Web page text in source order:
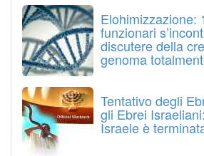
Elohimizzazione:
funzionari
discutere della
genoma
Tentativo degli
gli Ebrei
Israele è